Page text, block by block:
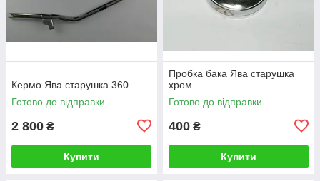
Кермо Ява старушка 360
Готово до відправки
2 800 ₴
Купити
Пробка бака Ява старушка
хром
Готово до відправки
400 ₴
Купити